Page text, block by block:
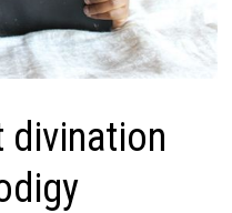
divination